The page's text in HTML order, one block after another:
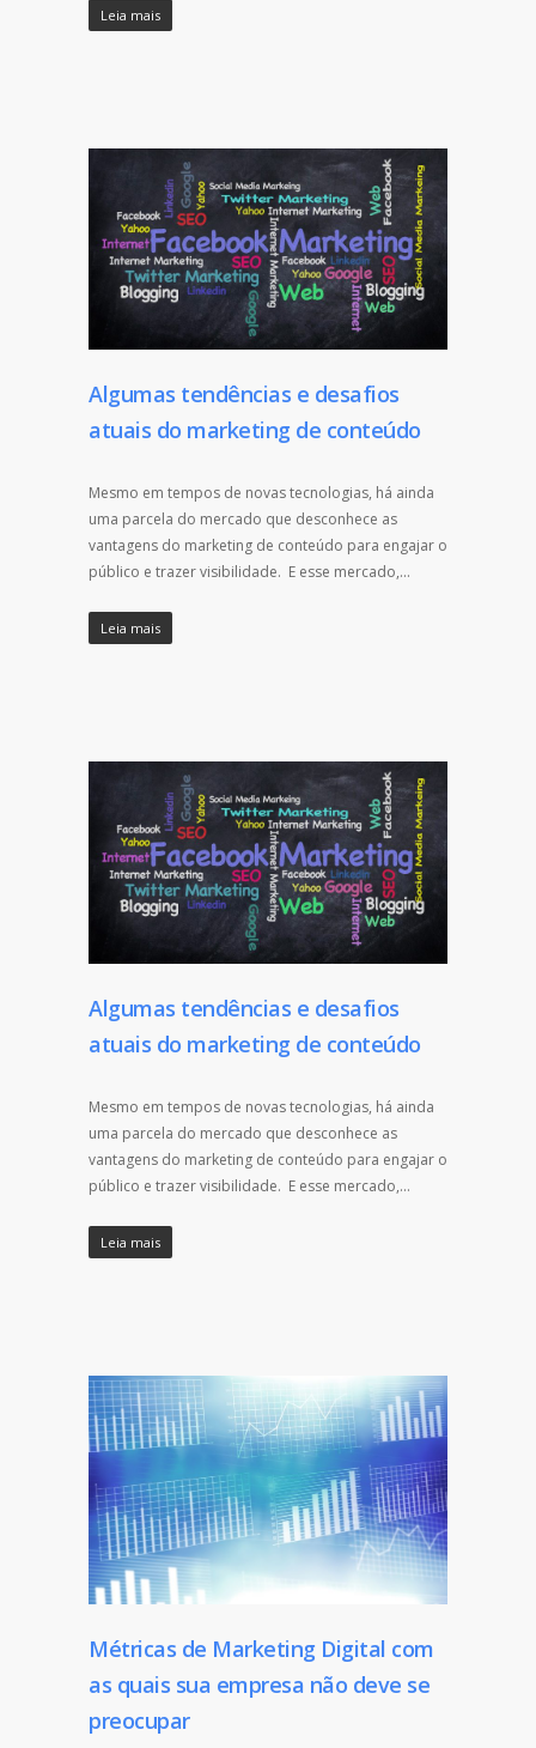
Leia mais
Algumas tendências e desafios
atuais do marketing de conteúdo
Mesmo em tempos de novas tecnologias, há ainda
uma parcela do mercado que desconhece as
vantagens do marketing de conteúdo para engajar o
público e trazer visibilidade. E esse mercado,…
Leia mais
Algumas tendências e desafios
atuais do marketing de conteúdo
Mesmo em tempos de novas tecnologias, há ainda
uma parcela do mercado que desconhece as
vantagens do marketing de conteúdo para engajar o
público e trazer visibilidade. E esse mercado,…
Leia mais
Métricas de Marketing Digital com
as quais sua empresa não deve se
preocupar